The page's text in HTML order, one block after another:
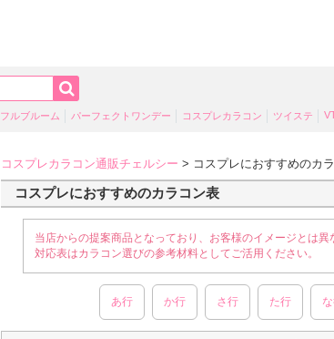
フルブルーム パーフェクトワンデー コスプレカラコン ツイステ
コスプレカラコン通販チェルシー > コスプレにおすすめのカ
コスプレにおすすめのカラコン表
当店からの提案商品となっており、お客様のイメージとは異
対応表はカラコン選びの参考材料としてご活用ください。
あ行 か行 さ行 た行